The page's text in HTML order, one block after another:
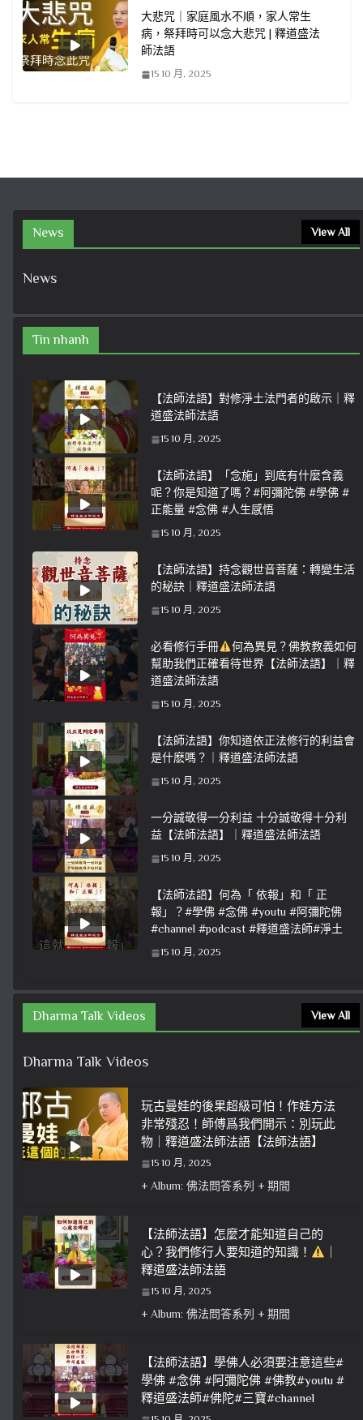
大悲咒｜家庭風水不順，家人常生
病，祭拜時可以念大悲咒 | 釋道盛法
師法語
15 10 月, 2025
News View All
News
Tin nhanh
【法師法語】對修淨土法門者的啟示｜釋
道盛法師法語
15 10 月, 2025
【法師法語】「念施」到底有什麼含義
呢？你是知道了嗎？#阿彌陀佛 #學佛 #
正能量 #念佛 #人生感悟
15 10 月, 2025
【法師法語】持念觀世音菩薩：轉變生活
的秘訣｜釋道盛法師法語
15 10 月, 2025
必看修行手冊
何為異見？佛教教義如何
幫助我們正確看待世界【法師法語】｜釋
道盛法師法語
15 10 月, 2025
【法師法語】你知道依正法修行的利益會
是什麽嗎？｜釋道盛法師法語
15 10 月, 2025
一分誠敬得一分利益 十分誠敬得十分利
益【法師法語】｜釋道盛法師法語
15 10 月, 2025
【法師法語】何為「 依報」和「 正
報」？#學佛 #念佛 #youtu #阿彌陀佛
#channel #podcast #釋道盛法師#淨土
15 10 月, 2025
Dharma Talk Videos View All
Dharma Talk Videos
玩古曼娃的後果超級可怕！作娃方法
非常殘忍！師傅爲我們開示：別玩此
物｜釋道盛法師法語【法師法語】
15 10 月, 2025
+ Album: 佛法問答系列 + 期間
【法師法語】怎麼才能知道自己的
心？我們修行人要知道的知識！
釋道盛法師法語
15 10 月, 2025
+ Album: 佛法問答系列 + 期間
【法師法語】學佛人必須要注意這些#
學佛 #念佛 #阿彌陀佛 #佛教#youtu #
釋道盛法師#佛陀#三寶#channel